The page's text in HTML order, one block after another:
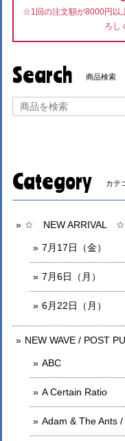
☆1回の注文額が8000円以
ろし
Search 商品検索
Category カテ
☆ NEW ARRIVAL ☆
7月17日（金）
7月6日（月）
6月22日（月）
NEW WAVE / POST
ABC
A Certain Ratio
Adam & The Ants /